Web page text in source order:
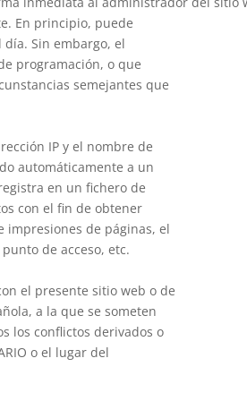
En principio, puede
Sin embargo, el
programación, o que
semejantes que
IP y el nombre de
automáticamente a un
en un fichero de
con el fin de obtener
impresiones de páginas, el
de acceso, etc.
el presente sitio web o de
a la que se someten
los conflictos derivados o
o el lugar del